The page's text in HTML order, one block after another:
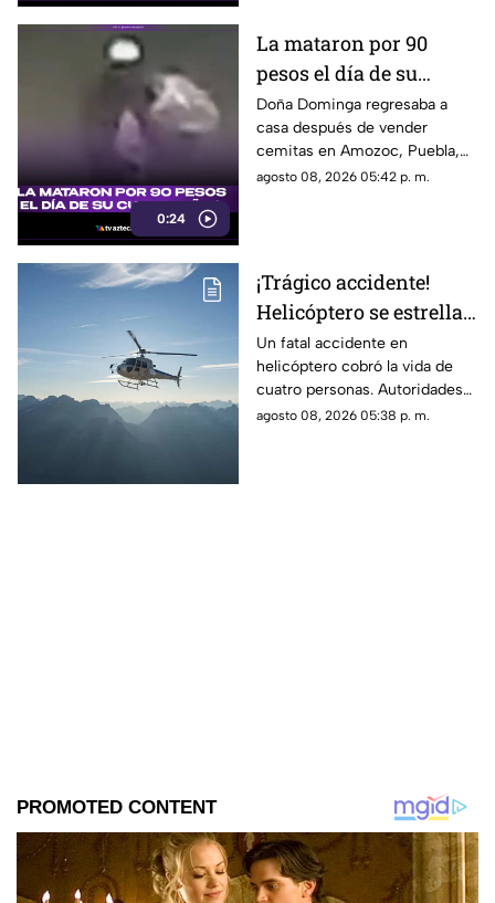
0:24
La mataron por 90
pesos el día de su
cumpleaños; Este es el
caso de Doña Dominga
Doña Dominga regresaba a
casa después de vender
cemitas en Amozoc, Puebla,
cuando presuntamente un
agosto 08, 2026 05:42 p. m.
¡Trágico accidente!
Helicóptero se estrella
en zona boscosa y
mueren cuatro
personas
Un fatal accidente en
helicóptero cobró la vida de
cuatro personas. Autoridades
confirmaron que la aeronave
agosto 08, 2026 05:38 p. m.